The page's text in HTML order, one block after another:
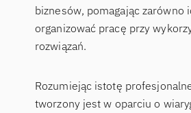
biznesów, pomagając zarówno
organizować pracę przy
rozwiązań.
Rozumiejąc istotę
tworzony jest w oparciu o